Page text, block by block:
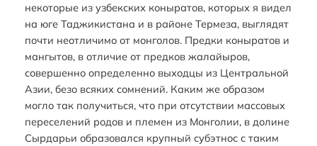
некоторые из узбекских коныратов, которых я видел
на юге Таджикистана и в районе Термеза, выглядят
почти неотличимо от монголов. Предки коныратов и
мангытов, в отличие от предков жалайыров,
совершенно определенно выходцы из Центральной
Азии, безо всяких сомнений. Каким же образом
могло так получиться, что при отсутствии массовых
переселений родов и племен из Монголии, в долине
Сырдарьи образовался крупный субэтнос с таким